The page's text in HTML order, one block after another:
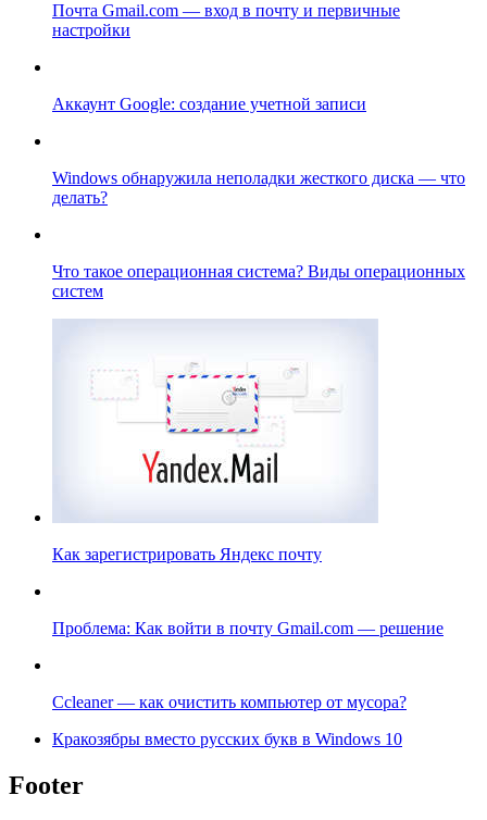
Почта Gmail.com — вход в почту и первичные
настройки
Аккаунт Google: создание учетной записи
Windows обнаружила неполадки жесткого диска — что
делать?
Что такое операционная система? Виды операционных
систем
Как зарегистрировать Яндекс почту
Проблема: Как войти в почту Gmail.com — решение
Ccleaner — как очистить компьютер от мусора?
Кракозябры вместо русских букв в Windows 10
Footer